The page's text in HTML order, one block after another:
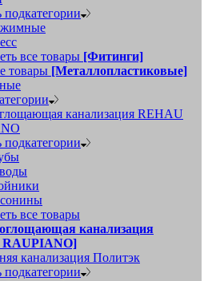
подкатегории
все товары [Фитинги]
товары [Металлопластиковые]
канализация REHAU
подкатегории
все товары
канализация
канализация Политэк
подкатегории